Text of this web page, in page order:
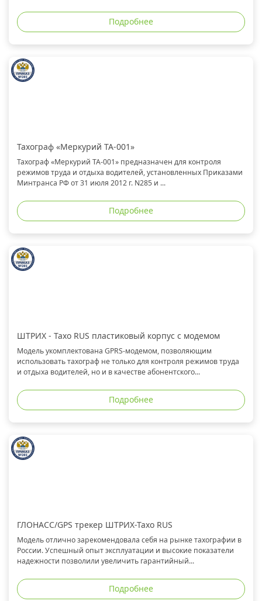
Подробнее
Тахограф «Меркурий ТА-001»
Тахограф «Меркурий ТА-001» предназначен для контроля
режимов труда и отдыха водителей, установленных Приказами
Минтранса РФ от 31 июля 2012 г. N285 и ...
Подробнее
ШТРИХ - Тахо RUS пластиковый корпус с модемом
Модель укомплектована GPRS-модемом, позволяющим
использовать тахограф не только для контроля режимов труда
и отдыха водителей, но и в качестве абонентского...
Подробнее
ГЛОНАСС/GPS трекер ШТРИХ-Тахо RUS
Модель отлично зарекомендовала себя на рынке тахографии в
России. Успешный опыт эксплуатации и высокие показатели
надежности позволили увеличить гарантийный...
Подробнее